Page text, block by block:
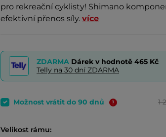
pro rekreační cyklisty! Shimano
efektivní přenos síly. více
ZDARMA Dárek v hodnotě 465 Kč
Telly na 30 dní ZDARMA
Možnost vrátit do 90 dnů 1
Velikost rámu: